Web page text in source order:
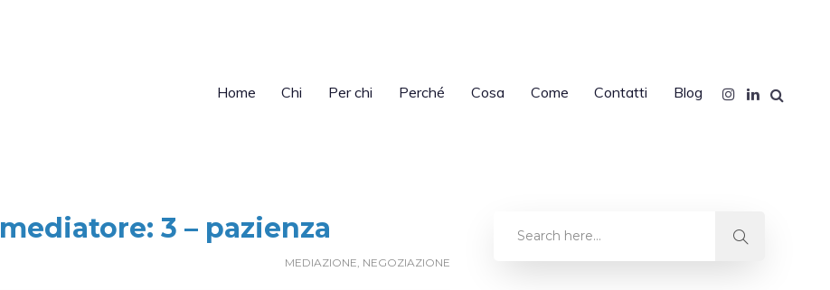
Home Chi Per chi Perché Cosa Come Contatti Blog
3 – pazienza
MEDIAZIONE, NEGOZIAZIONE